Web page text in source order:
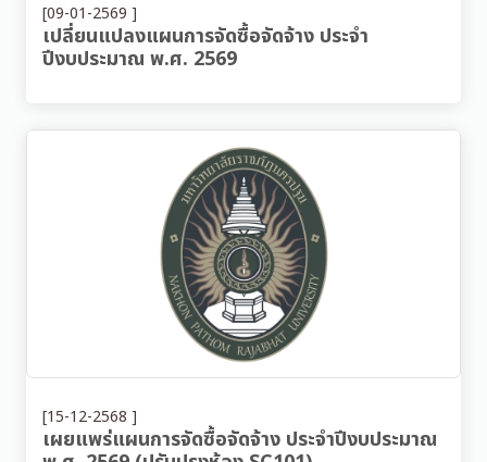
[09-01-2569 ]
เปลี่ยนแปลงแผนการจัดซื้อจัดจ้าง ประจำ
ปีงบประมาณ พ.ศ. 2569
[15-12-2568 ]
เผยแพร่แผนการจัดซื้อจัดจ้าง ประจำปีงบประมาณ